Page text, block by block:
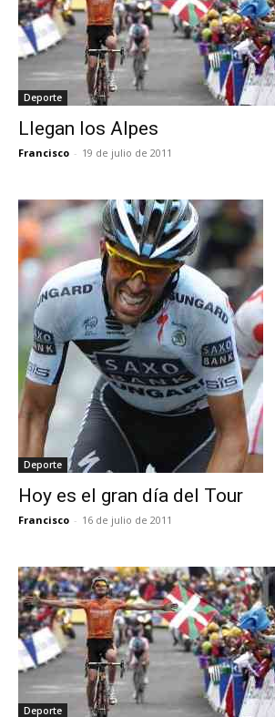
Deporte
Francisco - 19 de julio de 2011
Deporte
Hoy es el gran día del Tour
Francisco - 16 de julio de 2011
Deporte